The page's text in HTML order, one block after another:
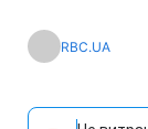
RBC.UA